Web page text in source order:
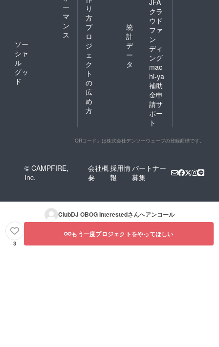
ー
マ
ン
ス
ソー
シャ
ル
グッ
ド
り
方
プ
ロ
ジ
ェ
ク
ト
の
広
め
方
統
計
デ
ー
タ
クラ
ウド
ファ
ン
ディ
ング
mac
hi-ya
補助
金申
請サ
ポー
ト
「QRコード」は株式会社デンソーウェーブの登録商標です。
© CAMPFIRE,
Inc.
会社概
要
採用情
報
パートナー
募集
ClubDJ OBOG Interestedさんへアンコール
3
もう一度プロジェクトをやってほしい